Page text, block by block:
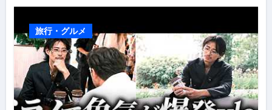
旅行・グルメ